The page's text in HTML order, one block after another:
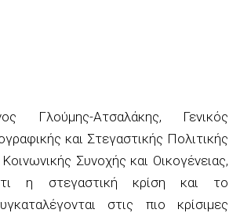
Γλούμης-Ατσαλάκης, Γενικός
και Στεγαστικής Πολιτικής
Συνοχής και Οικογένειας,
η στεγαστική κρίση και το
στις πιο κρίσιμες